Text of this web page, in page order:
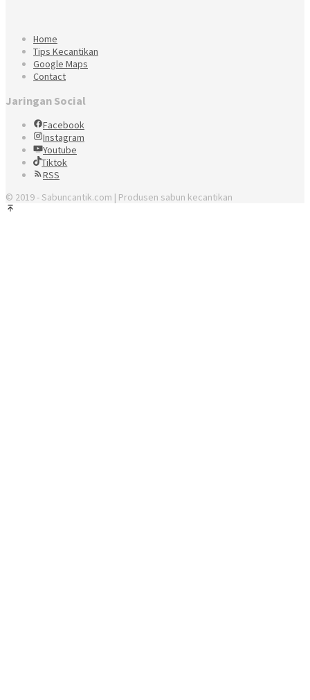
Home
Tips Kecantikan
Google Maps
Contact
Jaringan Social
Facebook
Instagram
Youtube
Tiktok
RSS
© 2019 - Sabuncantik.com | Produsen sabun kecantikan